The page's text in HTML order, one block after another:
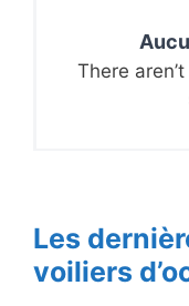
There
Les
voiliers